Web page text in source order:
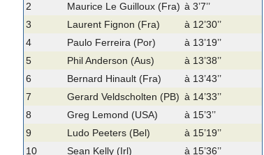
2
Maurice Le Guilloux (Fra) à 3’7’’
3
Laurent Fignon (Fra)
à 12’30’’
4
Paulo Ferreira (Por)
à 13’19’’
5
Phil Anderson (Aus)
à 13’38’’
6
Bernard Hinault (Fra)
à 13’43’’
7
Gerard Veldscholten (PB) à 14’33’’
8
Greg Lemond (USA)
à 15’3’’
9
Ludo Peeters (Bel)
à 15’19’’
10
Sean Kelly (Irl) à 15’36’’